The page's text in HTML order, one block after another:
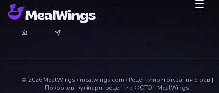
© 2026 MealWings / mealwings.com /Рецепти приготування страв |
Покрокові кулінарні рецепти з ФОТО - MealWings